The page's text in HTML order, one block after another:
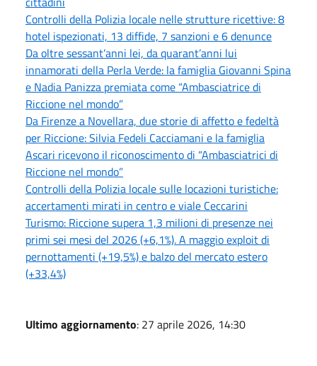
Controlli della Polizia locale nelle strutture ricettive: 8
hotel ispezionati, 13 diffide, 7 sanzioni e 6 denunce
Da oltre sessant’anni lei, da quarant’anni lui
innamorati della Perla Verde: la famiglia Giovanni Spina
e Nadia Panizza premiata come “Ambasciatrice di
Riccione nel mondo”
Da Firenze a Novellara, due storie di affetto e fedeltà
per Riccione: Silvia Fedeli Cacciamani e la famiglia
Ascari ricevono il riconoscimento di “Ambasciatrici di
Riccione nel mondo”
Controlli della Polizia locale sulle locazioni turistiche:
accertamenti mirati in centro e viale Ceccarini
Turismo: Riccione supera 1,3 milioni di presenze nei
primi sei mesi del 2026 (+6,1%). A maggio exploit di
pernottamenti (+19,5%) e balzo del mercato estero
(+33,4%)
Ultimo aggiornamento: 27 aprile 2026, 14:30